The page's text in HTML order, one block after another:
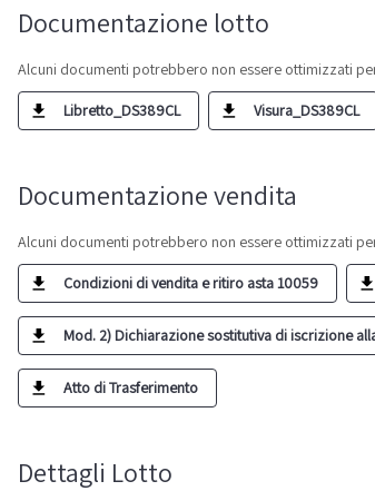
Documentazione lotto
Alcuni documenti potrebbero non essere ottimizzati
Libretto_DS389CL Visura_DS389CL
Documentazione vendita
Alcuni documenti potrebbero non essere ottimizzati
Condizioni di vendita e ritiro asta 10059
Mod. 2) Dichiarazione sostitutiva di iscrizione
Atto di Trasferimento
Dettagli Lotto